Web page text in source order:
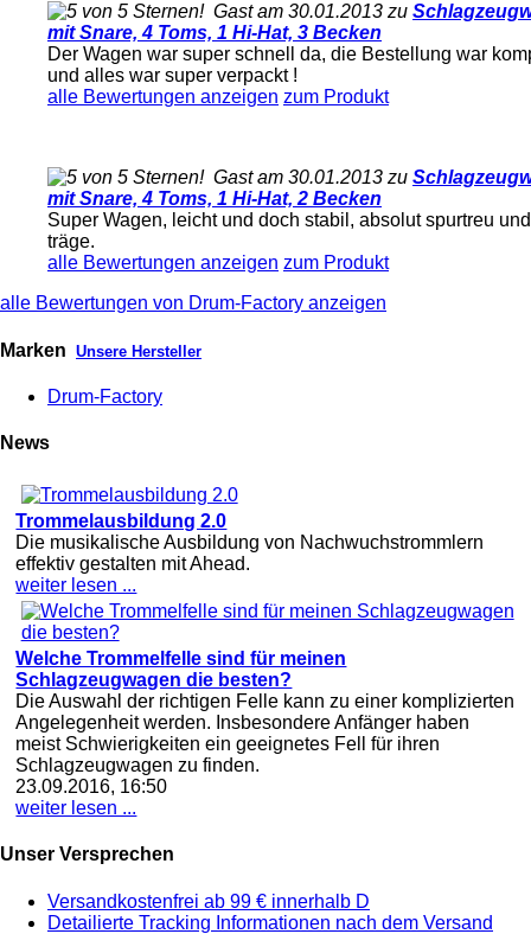
Gast am 30.01.2013 zu
mit Snare, 4 Toms, 1 Hi-Hat, 3 Becken
Der Wagen war super schnell da, die Bestellung war
und alles war super verpackt !
alle Bewertungen anzeigen zum Produkt
Gast am 30.01.2013 zu
mit Snare, 4 Toms, 1 Hi-Hat, 2 Becken
Super Wagen, leicht und doch stabil, absolut spurtreu
träge.
alle Bewertungen anzeigen zum Produkt
alle Bewertungen von Drum-Factory anzeigen
Marken Unsere Hersteller
Drum-Factory
News
Trommelausbildung 2.0
Die musikalische Ausbildung von Nachwuchstrommlern
effektiv gestalten mit Ahead.
weiter lesen ...
Welche Trommelfelle sind für meinen
Schlagzeugwagen die besten?
Die Auswahl der richtigen Felle kann zu einer komplizierten
Angelegenheit werden. Insbesondere Anfänger haben
meist Schwierigkeiten ein geeignetes Fell für ihren
Schlagzeugwagen zu finden.
23.09.2016, 16:50
weiter lesen ...
Unser Versprechen
Versandkostenfrei ab 99 € innerhalb D
Detailierte Tracking Informationen nach dem Versand